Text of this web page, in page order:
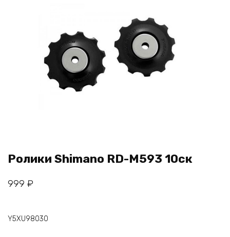
Ролики Shimano RD-M593 10ск
999 ₽
Y5XU98030